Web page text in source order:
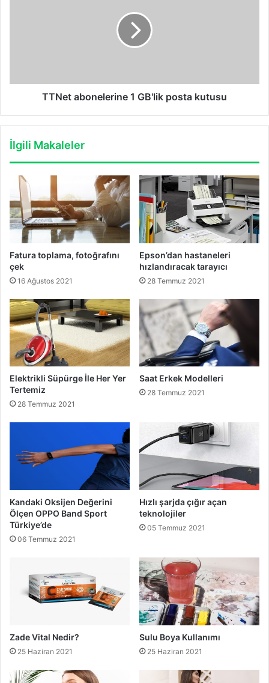
TTNet abonelerine 1 GB'lik posta kutusu
İlgili Makaleler
Fatura toplama, fotoğrafını
çek
16 Ağustos 2021
Epson’dan hastaneleri
hızlandıracak tarayıcı
28 Temmuz 2021
Elektrikli Süpürge İle Her Yer
Tertemiz
28 Temmuz 2021
Saat Erkek Modelleri
28 Temmuz 2021
Kandaki Oksijen Değerini
Ölçen OPPO Band Sport
Türkiye’de
06 Temmuz 2021
Hızlı şarjda çığır açan
teknolojiler
05 Temmuz 2021
Zade Vital Nedir?
25 Haziran 2021
Sulu Boya Kullanımı
25 Haziran 2021